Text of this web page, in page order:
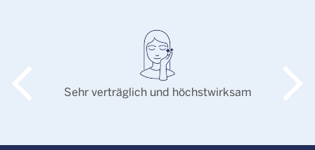
Sehr verträglich und höchstwirksam